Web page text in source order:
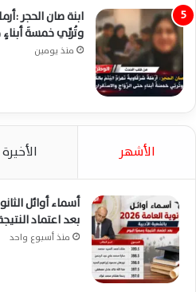
ابنة صان الحجر
وتُربِّي خمسةَ أبناءٍ
منذ يومين
الأشهر الأخيرة
بعد اعتماد
منذ أسبوع واحد